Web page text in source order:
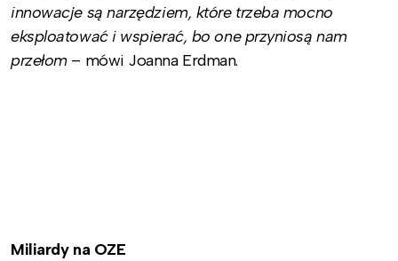
innowacje są narzędziem, które trzeba mocno
eksploatować i wspierać, bo one przyniosą nam
przełom – mówi Joanna Erdman.
Miliardy na OZE